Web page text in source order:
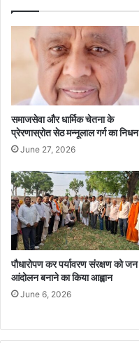
समाजसेवा और धार्मिक चेतना के
प्रेरणास्रोत सेठ मन्नूलाल गर्ग का निधन
June 27, 2026
पौधारोपण कर पर्यावरण संरक्षण को जन
आंदोलन बनाने का किया आह्वान
June 6, 2026